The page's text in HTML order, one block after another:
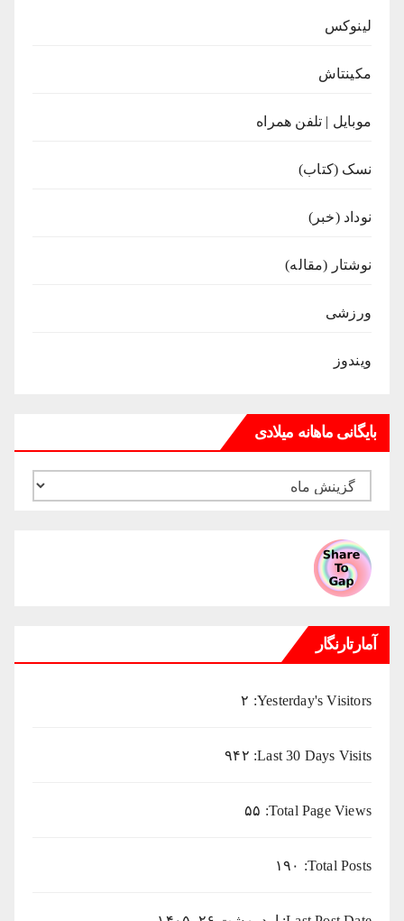
لینوکس
مکینتاش
موبایل | تلفن همراه
نسک (کتاب)
نوداد (خبر)
نوشتار (مقاله)
ورزشی
ویندوز
بایگانی ماهانه میلادی
بایگانی
میلادی
آمارتارنگار
Yesterday's Visitors: ۲
Last 30 Days Visits: ۹۴۲
Total Page Views: ۵۵
Total Posts: ۱۹۰